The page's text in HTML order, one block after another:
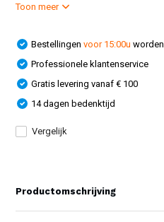
Toon meer
Bestellingenvoor 15:00u worden
Professionele klantenservice
Gratis levering vanaf € 100
14 dagen bedenktijd
Vergelijk
Productomschrijving